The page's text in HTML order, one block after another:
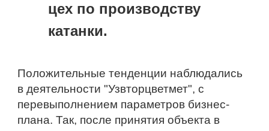
цех по производству
катанки.
Положительные тенденции наблюдались
в деятельности "Узвторцветмет", с
перевыполнением параметров бизнес-
плана. Так, после принятия объекта в